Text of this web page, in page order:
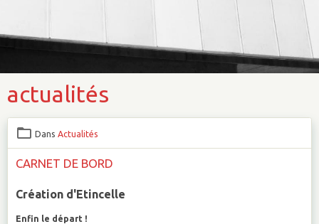
actualités
Dans Actualités
CARNET DE BORD
Création d'Etincelle
Enfin le départ !